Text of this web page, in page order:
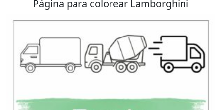
Página para colorear Lamborghini